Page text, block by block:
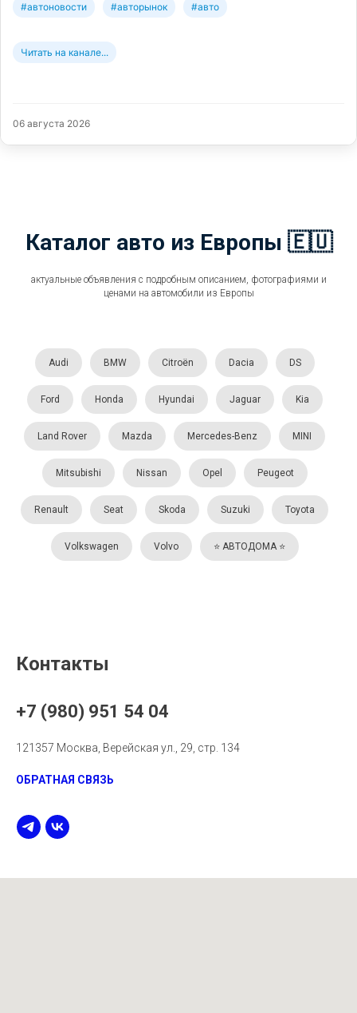
#автоновости #авторынок #авто
Читать на канале...
06 августа 2026
Каталог авто из Европы 🇪🇺
актуальные объявления с подробным описанием, фотографиями и
ценами на автомобили из Европы
Audi BMW Citroën Dacia DS
Ford Honda Hyundai Jaguar Kia
Land Rover Mazda Mercedes-Benz MINI
Mitsubishi Nissan Opel Peugeot
Renault Seat Skoda Suzuki Toyota
Volkswagen Volvo ⭐️ АВТОДОМА ⭐️
Контакты
+7 (980) 951 54 04
121357 Москва, Верейская ул., 29, стр. 134
ОБРАТНАЯ СВЯЗЬ